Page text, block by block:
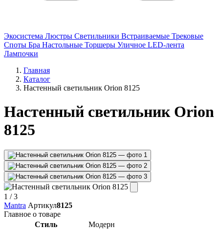
Экосистема Люстры Светильники Встраиваемые Трековые
Споты Бра Настольные Торшеры Уличное LED-лента
Лампочки
Главная
Каталог
Настенный светильник Orion 8125
Настенный светильник Orion
8125
1 / 3
Mantra Артикул8125
Главное о товаре
Стиль
Модерн